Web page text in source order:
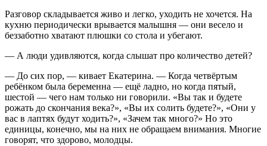
Разговор складывается живо и легко, уходить не хочется. На
кухню периодически врывается малышня — они весело и
беззаботно хватают плюшки со стола и убегают.
— А люди удивляются, когда слышат про количество детей?
— До сих пор, — кивает Екатерина. — Когда четвёртым
ребёнком была беременна — ещё ладно, но когда пятый,
шестой — чего нам только ни говорили. «Вы так и будете
рожать до скончания века?», «Вы их солить будете?», «Они у
вас в лаптях будут ходить?», «Зачем так много?» Но это
единицы, конечно, мы на них не обращаем внимания. Многие
говорят, что здорово, молодцы.